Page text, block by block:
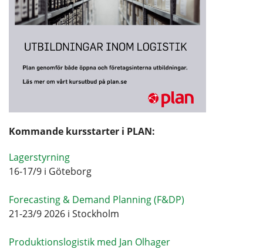
Kommande kursstarter i PLAN:
Lagerstyrning
16-17/9 i Göteborg
Forecasting & Demand Planning (F&DP)
21-23/9 2026 i Stockholm
Produktionslogistik med Jan Olhager